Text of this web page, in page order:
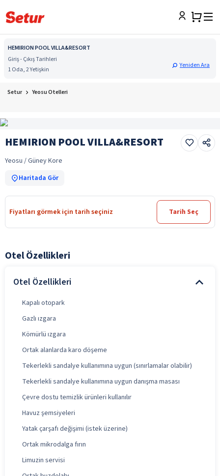
HEMIRION POOL VILLA&RESORT
Giriş - Çıkış Tarihleri
1 Oda, 2 Yetişkin
Yeniden Ara
Setur Yeosu Otelleri
HEMIRION POOL VILLA&RESORT
Yeosu / Güney Kore
Haritada Gör
Fiyatları görmek için tarih seçiniz Tarih Seç
Otel Özellikleri
Otel Özellikleri
Kapalı otopark
Gazlı ızgara
Kömürlü ızgara
Ortak alanlarda karo döşeme
Tekerlekli sandalye kullanımına uygun (sınırlamalar olabilir)
Tekerlekli sandalye kullanımına uygun danışma masası
Çevre dostu temizlik ürünleri kullanılır
Havuz şemsiyeleri
Yatak çarşafı değişimi (istek üzerine)
Ortak mikrodalga fırın
Limuzin servisi